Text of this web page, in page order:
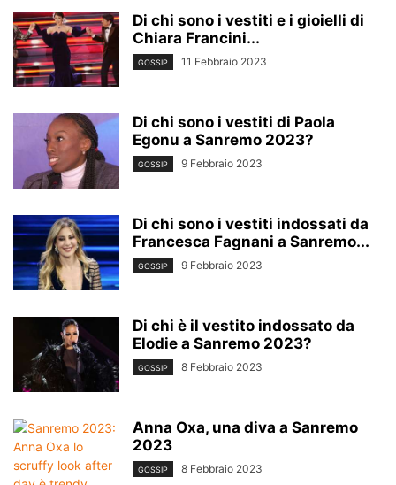
Di chi sono i vestiti e i gioielli di
Chiara Francini...
GOSSIP 11 Febbraio 2023
Di chi sono i vestiti di Paola
Egonu a Sanremo 2023?
GOSSIP 9 Febbraio 2023
Di chi sono i vestiti indossati da
Francesca Fagnani a Sanremo...
GOSSIP 9 Febbraio 2023
Di chi è il vestito indossato da
Elodie a Sanremo 2023?
GOSSIP 8 Febbraio 2023
Anna Oxa, una diva a Sanremo
2023
GOSSIP 8 Febbraio 2023